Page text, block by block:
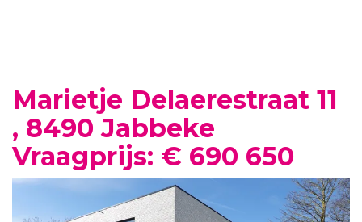
Marietje Delaerestraat 11
, 8490 Jabbeke
Vraagprijs: € 690 650